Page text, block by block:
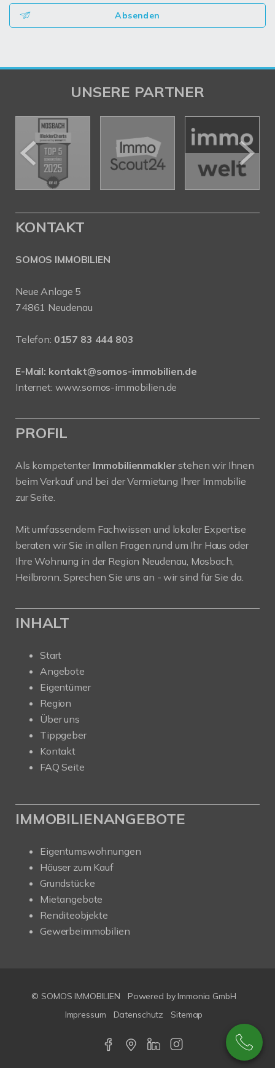
Absenden
UNSERE PARTNER
KONTAKT
SOMOS IMMOBILIEN
Neue Anlage 5
74861 Neudenau
Telefon: 0157 83 444 803
E-Mail: kontakt@somos-immobilien.de
Internet: www.somos-immobilien.de
PROFIL
Als kompetenter Immobilienmaklerstehen wir Ihnen
beim Verkauf und bei der Vermietung Ihrer Immobilie
zur Seite.
Mit umfassendem Fachwissen und lokaler Expertise
beraten wir Sie in allen Fragen rund um Ihr Haus oder
Ihre Wohnung in der Region Neudenau, Mosbach,
Heilbronn. Sprechen Sie uns an - wir sind für Sie da.
INHALT
Start
Angebote
Eigentümer
Region
Über uns
Tippgeber
Kontakt
FAQ Seite
IMMOBILIENANGEBOTE
Eigentumswohnungen
Häuser zum Kauf
Grundstücke
Mietangebote
Renditeobjekte
Gewerbeimmobilien
© SOMOS IMMOBILIEN
Powered by Immonia GmbH
Impressum
Datenschutz Sitemap